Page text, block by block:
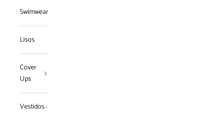
Swimwear
Lisos
Cover
Ups
Vestidos